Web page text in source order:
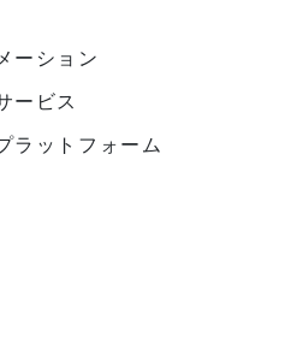
ーション
ービス
ラットフォーム